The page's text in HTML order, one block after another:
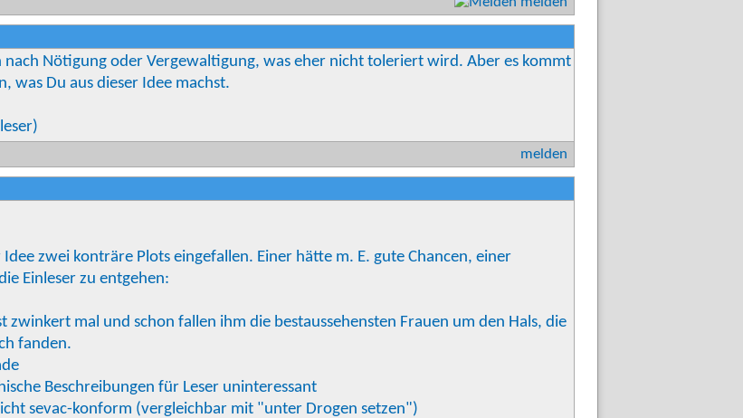
nach Nötigung oder Vergewaltigung, was eher nicht toleriert wird. Aber es kommt
was Du aus dieser Idee machst.
melden
zwei konträre Plots eingefallen. Einer hätte m. E. gute Chancen, einer
Einleser zu entgehen:
zwinkert mal und schon fallen ihm die bestaussehensten Frauen um den Hals, die
fanden.
Beschreibungen für Leser uninteressant
sevac-konform (vergleichbar mit "unter Drogen setzen")